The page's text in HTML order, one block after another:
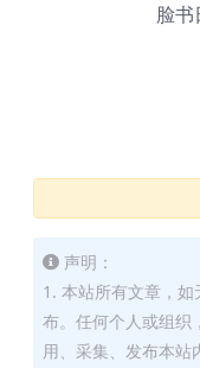
脸书
声明：
1. 本站所有文章，
布。任何个人或组织
用、采集、发布本站